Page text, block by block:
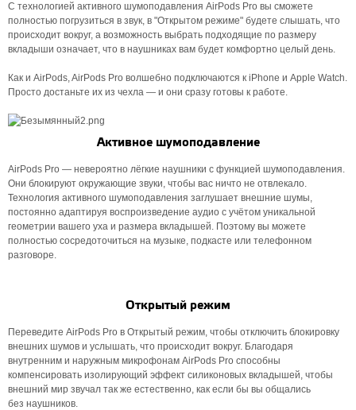
С технологией активного шумоподавления AirPods Pro вы сможете
полностью погрузиться в звук, в "Открытом режиме" будете слышать, что
происходит вокруг, а возможность выбрать подходящие по размеру
вкладыши означает, что в наушниках вам будет комфортно целый день.
Как и AirPods, AirPods Pro волшебно подключаются к iPhone и Apple Watch.
Просто достаньте их из чехла — и они сразу готовы к работе.
Активное шумоподавление
AirPods Pro — невероятно лёгкие наушники с функцией шумоподавления.
Они блокируют окружающие звуки, чтобы вас ничто не отвлекало.
Технология активного шумоподавления заглушает внешние шумы,
постоянно адаптируя воспроизведение аудио с учётом уникальной
геометрии вашего уха и размера вкладышей. Поэтому вы можете
полностью сосредоточиться на музыке, подкасте или телефонном
разговоре.
Открытый режим
Переведите AirPods Pro в Открытый режим, чтобы отключить блокировку
внешних шумов и услышать, что происходит вокруг. Благодаря
внутренним и наружным микрофонам AirPods Pro способны
компенсировать изолирующий эффект силиконовых вкладышей, чтобы
внешний мир звучал так же естественно, как если бы вы общались
без наушников.